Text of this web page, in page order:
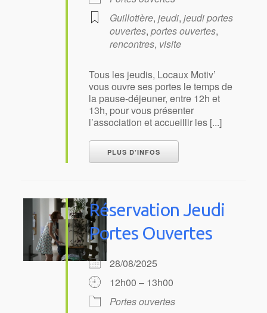
Guillotière, jeudi, jeudi portes
ouvertes, portes ouvertes,
rencontres, visite
Tous les jeudis, Locaux Motiv’
vous ouvre ses portes le temps de
la pause-déjeuner, entre 12h et
13h, pour vous présenter
l’association et accueillir les [...]
PLUS D’INFOS
Réservation Jeudi
Portes Ouvertes
28/08/2025
12h00 – 13h00
Portes ouvertes